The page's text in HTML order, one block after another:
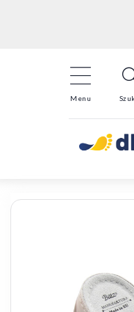
14 Dni
Menu